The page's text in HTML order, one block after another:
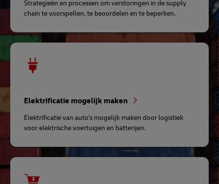
Strategieën en processen om verstoringen in de supply
chain te voorspellen, te beoordelen en te beperken.
Elektrificatie mogelijk maken
Elektrificatie van auto's mogelijk maken door logistiek
voor elektrische voertuigen en batterijen.